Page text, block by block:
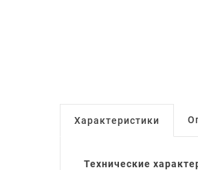
Характеристики
Технические